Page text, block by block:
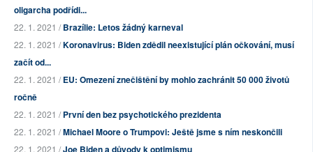
oligarcha podřídi...
22. 1. 2021 /Brazílie: Letos žádný karneval
22. 1. 2021 /Koronavirus: Biden zdědil neexistující plán očkování, musí
začít od...
22. 1. 2021 /EU: Omezení znečištění by mohlo zachránit 50 000 životů
ročně
22. 1. 2021 /První den bez psychotického prezidenta
22. 1. 2021 /Michael Moore o Trumpovi: Ještě jsme s ním neskončili
22. 1. 2021 /Joe Biden a důvody k optimismu